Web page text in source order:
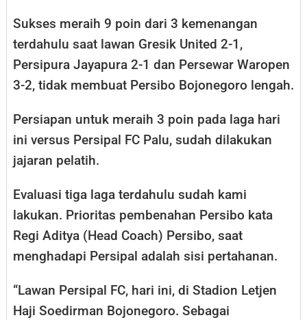
Sukses meraih 9 poin dari 3 kemenangan
terdahulu saat lawan Gresik United 2-1,
Persipura Jayapura 2-1 dan Persewar Waropen
3-2, tidak membuat Persibo Bojonegoro lengah.
Persiapan untuk meraih 3 poin pada laga hari
ini versus Persipal FC Palu, sudah dilakukan
jajaran pelatih.
Evaluasi tiga laga terdahulu sudah kami
lakukan. Prioritas pembenahan Persibo kata
Regi Aditya (Head Coach) Persibo, saat
menghadapi Persipal adalah sisi pertahanan.
“Lawan Persipal FC, hari ini, di Stadion Letjen
Haji Soedirman Bojonegoro. Sebagai